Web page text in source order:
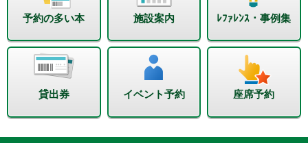
予約の多い本 施設案内 ﾚﾌｧﾚﾝｽ・事例集
貸出券 イベント予約 座席予約